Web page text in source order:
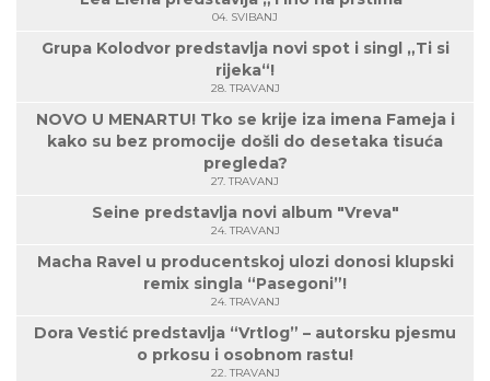
04. SVIBANJ
Grupa Kolodvor predstavlja novi spot i singl „Ti si
rijeka“!
28. TRAVANJ
NOVO U MENARTU! Tko se krije iza imena Fameja i
kako su bez promocije došli do desetaka tisuća
pregleda?
27. TRAVANJ
Seine predstavlja novi album "Vreva"
24. TRAVANJ
Macha Ravel u producentskoj ulozi donosi klupski
remix singla “Pasegoni”!
24. TRAVANJ
Dora Vestić predstavlja “Vrtlog” – autorsku pjesmu
o prkosu i osobnom rastu!
22. TRAVANJ